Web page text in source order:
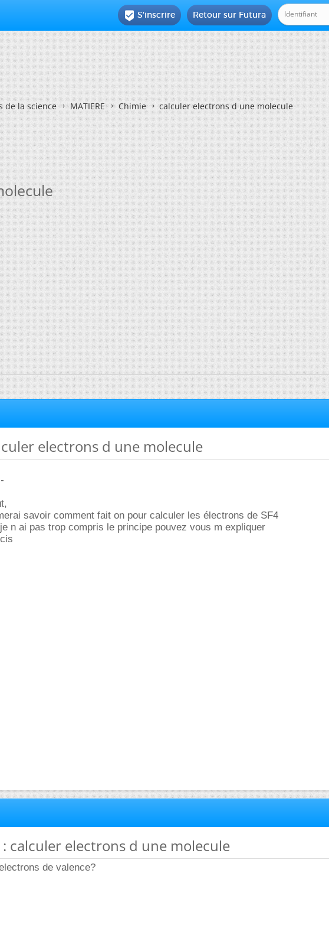
Retour sur Futura
 S'inscrire
de la science MATIERE Chimie calculer electrons d une molecule
electrons d une molecule
savoir comment fait on pour calculer les électrons de SF4
n ai pas trop compris le principe pouvez vous m expliquer
: calculer electrons d une molecule
de valence?